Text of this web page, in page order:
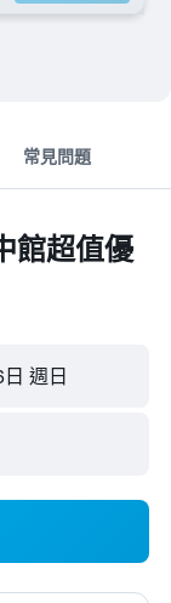
常見問題
館超值優
週日